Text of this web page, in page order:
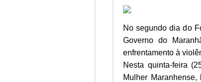
No segundo dia do
Governo do
enfrentamento à
Nesta quinta-feira
Mulher